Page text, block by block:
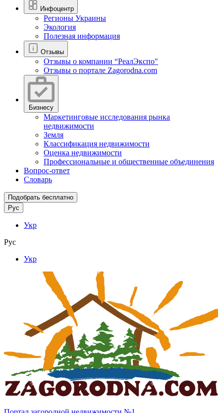
Инфоцентр
Регионы Украины
Экология
Полезная информация
Отзывы
Отзывы о компании “РеалЭкспо"
Отзывы о портале Zagorodna.com
Бизнесу
Маркетинговые исследования рынка
недвижимости
Земля
Классификация недвижимости
Оценка недвижимости
Профессиональные и общественные объединения
Вопрос-ответ
Словарь
Подобрать бесплатно
Рус
Укр
Рус
Укр